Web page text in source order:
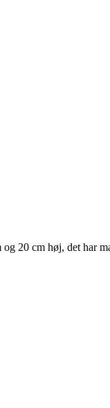
20 cm høj, det har